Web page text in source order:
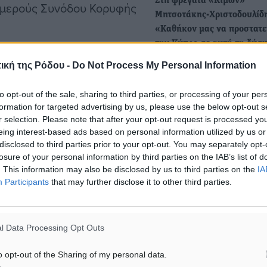
της Ρόδου - Do Not Process My Personal Information
opt-out of the sale, sharing to third parties, or processing of your
for targeted advertising by us, please use the below opt-out
selection. Please note that after your opt-out request is processed
interest-based ads based on personal information utilized by us
to third parties prior to your opt-out. You may separately
of your personal information by third parties on the IAB’s list of
This information may also be disclosed by us to third parties on the
Participants that may further disclose it to other third parties.
Data Processing Opt Outs
opt-out of the Sharing of my personal data.
Συνόδου Κορυφής
ηγέτες συζήτησαν για
τομείς,
του τουρισμού και
δόθηκε στη συνεργασία
ενέργεια.
της Ελλάδας στον
Ευρώπης, τόσο μέσω
διασύνδεσης με τα
Μητσοτάκης-
«Καθήκον μας να
την Κύπρο σε αυτή τη
πρωθυπουργός, Κυριάκος
Μητσοτάκης, και ο
Κυπριακής Δημοκρατίας,
Χριστοδουλίδης,
Μητσοτάκης σε
Δικαίωμα του Ισραήλ στην
Νετανιάχου είχε το πρωί
Δευτέρας, κατά τη